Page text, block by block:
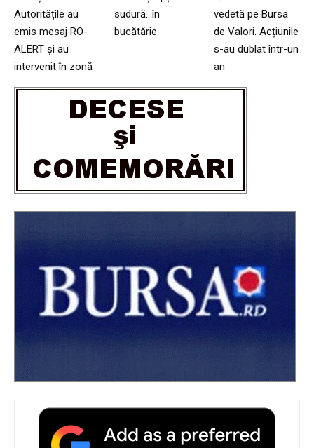
Autoritățile au
emis mesaj RO-
ALERT și au
intervenit în zonă
sudură…în
bucătărie
vedetă pe Bursa
de Valori. Acțiunile
s-au dublat într-un
an